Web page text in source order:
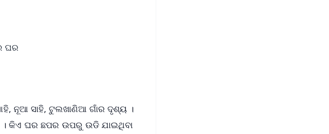
ଘର
ନୂଆ ସାହି, ଟୁଲଖାଣିଆ ଗାଁର ଦୃଶ୍ୟ ।
। କିଏ ଘର ଛପର ଉପରୁ ଉଡି ଯାଇଥିବା